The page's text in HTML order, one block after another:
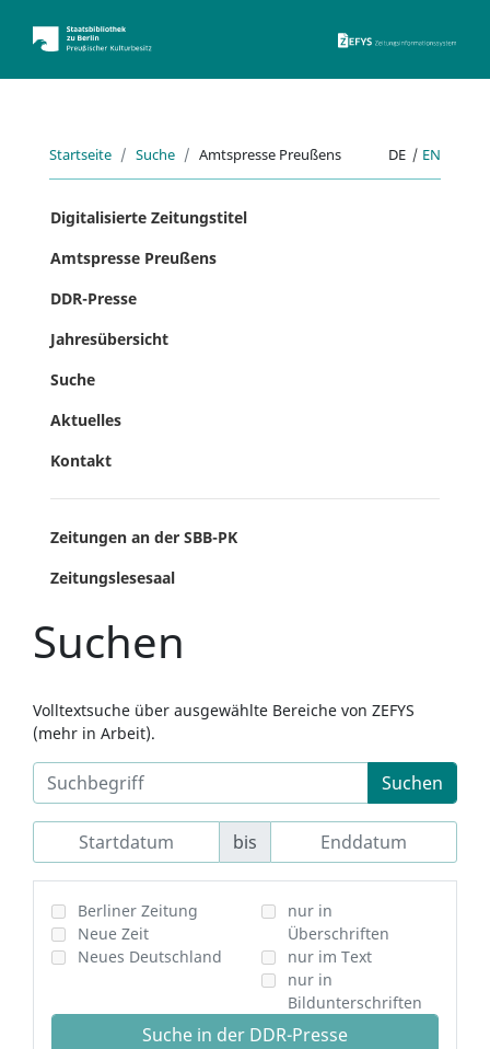
Startseite Suche Amtspresse Preußens DE | EN
Digitalisierte Zeitungstitel
Amtspresse Preußens
DDR-Presse
Jahresübersicht
Suche
Aktuelles
Kontakt
Zeitungen an der SBB-PK
Zeitungslesesaal
Suchen
Volltextsuche über ausgewählte Bereiche von ZEFYS
(mehr in Arbeit).
Suchen
bis
Berliner Zeitung
Neue Zeit
Neues Deutschland
nur in
Überschriften
nur im Text
nur in
Bildunterschriften
Suche in der DDR-Presse